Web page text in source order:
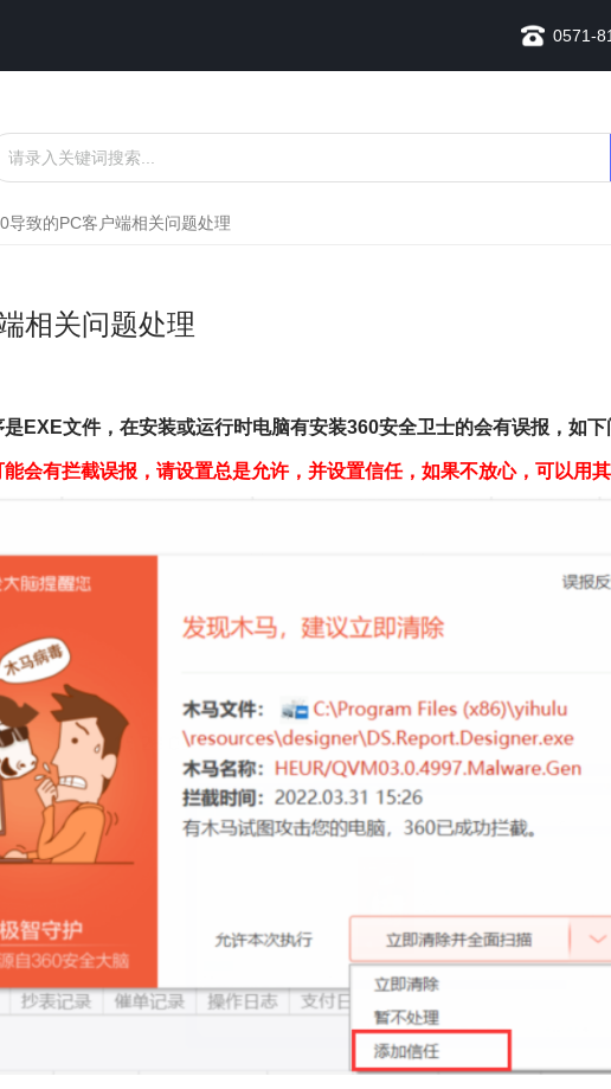
0571-
导致的PC客户端相关问题处理
相关问题处理
EXE文件，在安装或运行时电脑有安装360安全卫士的会有误报，如下
会有拦截误报，请设置总是允许，并设置信任，如果不放心，可以用其